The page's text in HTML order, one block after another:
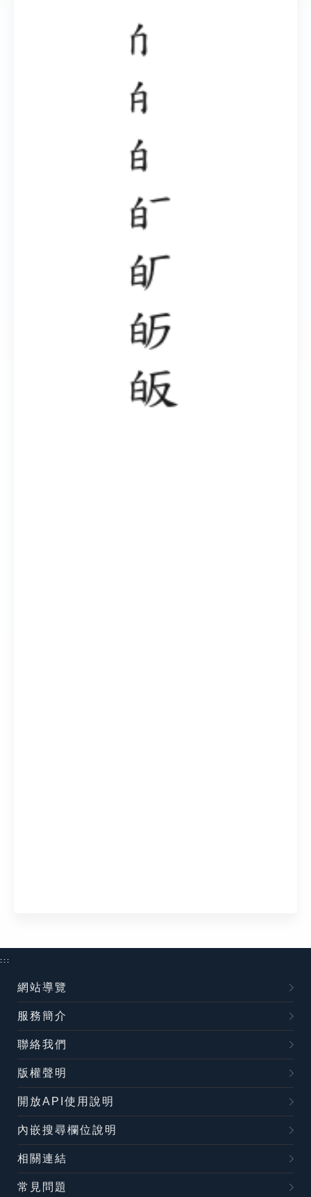
:::
網站導覽
服務簡介
聯絡我們
版權聲明
開放API使用說明
內嵌搜尋欄位說明
相關連結
常見問題